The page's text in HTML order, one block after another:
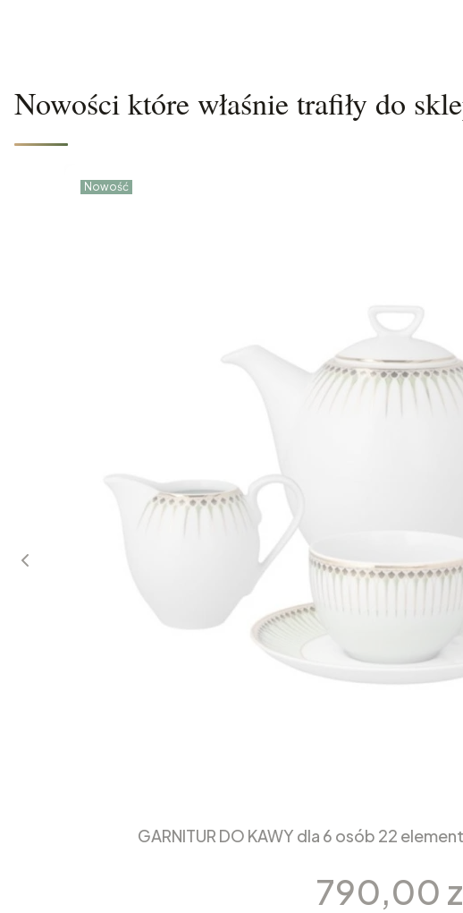
Nowości które właśnie trafiły do
Nowość
GARNITUR DO KAWY dla 6 osób 22
Cena
790,00